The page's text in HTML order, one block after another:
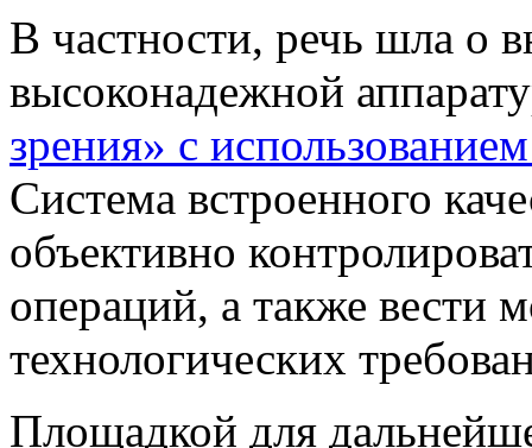
В частности, речь шла о
высоконадежной
зрения» с
Система встроенного
объективно
операций, а также вести
технологических
Площадкой для